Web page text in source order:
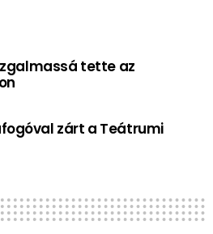
tette az
zárt a Teátrumi